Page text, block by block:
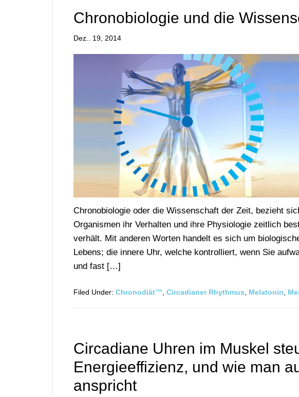
Chronobiologie und die
Dez.. 19, 2014
Chronobiologie oder die Wissenschaft der Zeit, bezieht
Organismen ihr Verhalten und ihre Physiologie zeitlich
verhält. Mit anderen Worten handelt es sich um
Lebens; die innere Uhr, welche kontrolliert, wenn Sie
und fast […]
Filed Under: Chronodiät™ Circadianer Rhythmus Melatonin
Circadiane Uhren im Muskel
Energieeffizienz, und wie man
anspricht